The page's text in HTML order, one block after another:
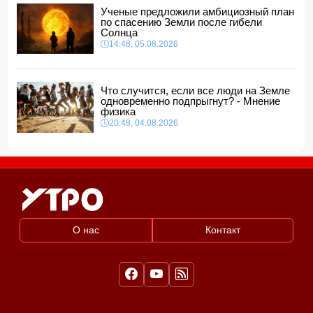
11:16, 06.08.2026
Ученые предложили амбициозный план
по спасению Земли после гибели
Солнца
14:48, 05.08.2026
Что случится, если все люди на Земле
одновременно подпрыгнут? - Мнение
физика
20:48, 04.08.2026
О нас Контакт